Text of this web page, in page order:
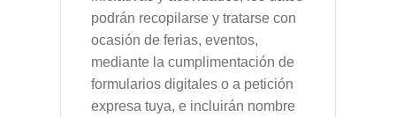
podrán recopilarse y tratarse con
ocasión de ferias, eventos,
mediante la cumplimentación de
formularios digitales o a petición
expresa tuya, e incluirán nombre